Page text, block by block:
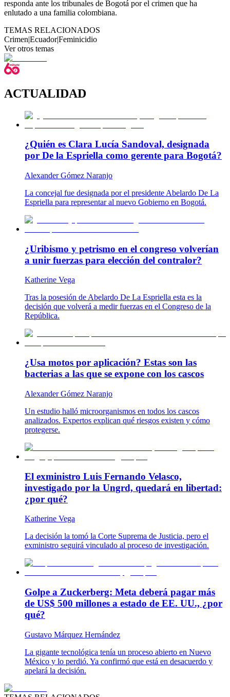
responda ante los tribunales de Bogotá por el crimen que ha
enlutado a una familia colombiana.
TEMAS RELACIONADOS
Crimen|Ecuador|Feminicidio
Ver otros temas
ACTUALIDAD
¿Quién es Clara Lucía Sandoval, designada
por De la Espriella como gerente para Bogotá?
Alexander Gómez Naranjo
La concejal fue designada por el presidente Abelardo De La
Espriella para representar al nuevo Gobierno en Bogotá.
¿Uribismo y petrismo en el congreso volverían
a unir fuerzas para elección del contralor?
Katherine Vega
Tras la posesión de Abelardo De La Espriella esta es la
decisión que volverá a medir fuerzas en el Congreso de la
República.
¿Usa motos por aplicación? Estas son las
bacterias a las que se expone con los cascos
Alexander Gómez Naranjo
Un estudio halló microorganismos en todos los cascos
analizados. Expertos explican qué riesgos existen y cómo
protegerse.
El exministro Luis Fernando Velasco,
investigado por la Ungrd, quedará en libertad:
¿por qué?
Katherine Vega
La decisión la tomó la Corte Suprema de Justicia, pero el
exministro seguirá vinculado al proceso de investigación.
Golpe a Zuckerberg: Meta deberá pagar más
de US$ 500 millones a estado de EE. UU., ¿por
qué?
Gustavo Márquez Hernández
La gigante tecnológica tenía un proceso abierto en Nuevo
México y lo perdió. Ya confirmó que está en desacuerdo y
apelará la decisión.